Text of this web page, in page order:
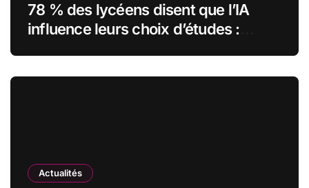
78 % des lycéens disent que l’IA
influence leurs choix d’études :
Actualités